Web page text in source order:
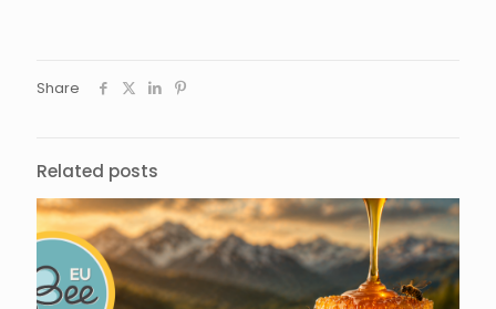
Share
Related posts